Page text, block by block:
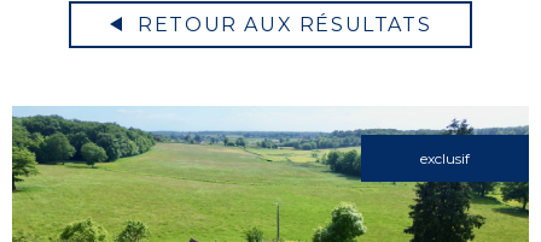
RETOUR AUX RÉSULTATS
exclusif